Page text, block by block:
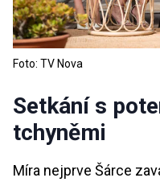
Foto: TV Nova
Setkání s
tchyněmi
Míra nejprve Šárce